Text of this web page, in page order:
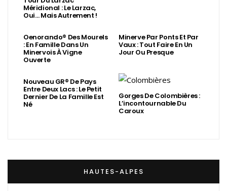
Méridional : Le Larzac,
Oui… Mais Autrement !
Oenorando® Des Mourels
: En Famille Dans Un
Minervois À Vigne
Ouverte
Minerve Par Ponts Et Par
Vaux : Tout Faire En Un
Jour Ou Presque
Nouveau GR® De Pays
Entre Deux Lacs : Le Petit
Dernier De La Famille Est
Né
Gorges De Colombières :
L’incontournable Du
Caroux
HAUTES-ALPES